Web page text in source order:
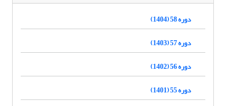
دوره 58 (1404)
دوره 57 (1403)
دوره 56 (1402)
دوره 55 (1401)